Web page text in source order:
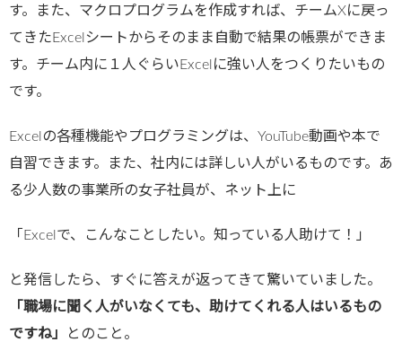
す。また、マクロプログラムを作成すれば、チームXに戻っ
てきたExcelシートからそのまま自動で結果の帳票ができま
す。チーム内に１人ぐらいExcelに強い人をつくりたいもの
です。
Excelの各種機能やプログラミングは、YouTube動画や本で
自習できます。また、社内には詳しい人がいるものです。あ
る少人数の事業所の女子社員が、ネット上に
「Excelで、こんなことしたい。知っている人助けて！」
と発信したら、すぐに答えが返ってきて驚いていました。
「職場に聞く人がいなくても、助けてくれる人はいるもの
ですね」
とのこと。